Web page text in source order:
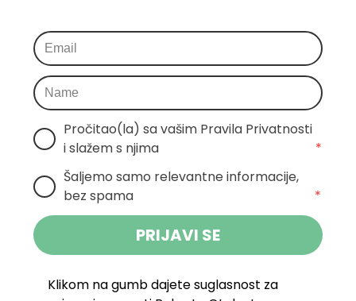
Pročitao(la) sa vašim Pravila Privatnosti
i slažem s njima
*
Šaljemo samo relevantne informacije,
bez spama
*
PRIJAVI SE
Klikom na gumb dajete suglasnost za